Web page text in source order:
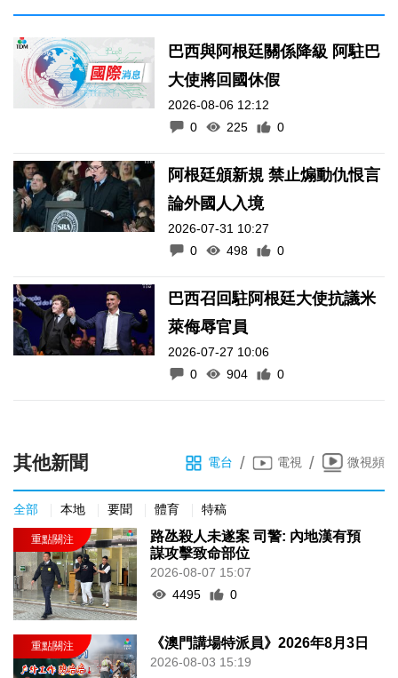
巴西與阿根廷關係降級 阿駐巴
大使將回國休假
2026-08-06 12:12
0
225 0
阿根廷頒新規 禁止煽動仇恨言
論外國人入境
2026-07-31 10:27
0
498 0
巴西召回駐阿根廷大使抗議米
萊侮辱官員
2026-07-27 10:06
0
904 0
其他新聞 電台 / 電視 / 微視頻
全部 本地 要聞 體育 特稿
路氹殺人未遂案 司警: 內地漢有預
謀攻擊致命部位
2026-08-07 15:07
4495
0
《澳門講場特派員》2026年8月3日
2026-08-03 15:19